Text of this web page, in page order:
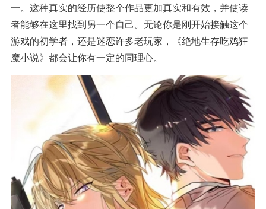
一。这种真实的经历使整个作品更加真实和有效，并使读
者能够在这里找到另一个自己。无论你是刚开始接触这个
游戏的初学者，还是迷恋许多老玩家，《绝地生存吃鸡狂
魔小说》都会让你有一定的同理心。